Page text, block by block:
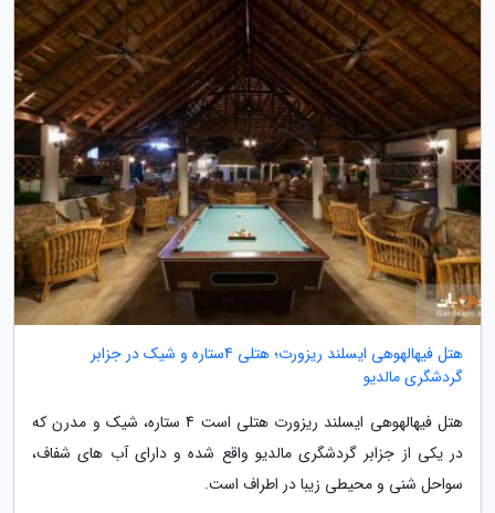
هتل فیهالهوهی ایسلند ریزورت؛ هتلی 4ستاره و شیک در جزابر
گردشگری مالدیو
هتل فیهالهوهی ایسلند ریزورت هتلی است 4 ستاره، شیک و مدرن که
در یکی از جزابر گردشگری مالدیو واقع شده و دارای آب های شفاف،
سواحل شنی و محیطی زیبا در اطراف است.